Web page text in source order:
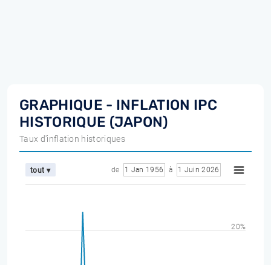
GRAPHIQUE - INFLATION IPC
HISTORIQUE (JAPON)
Taux d'inflation historiques
tout ▾ de 1 Jan 1956 à 1 Juin 2026
20%